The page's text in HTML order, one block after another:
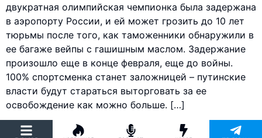
двукратная олимпийская чемпионка была задержана
в аэропорту России, и ей может грозить до 10 лет
тюрьмы после того, как таможенники обнаружили в
ее багаже ​​вейпы с гашишным маслом. Задержание
произошло еще в конце февраля, еще до войны.
100% спортсменка станет заложницей – путинские
власти будут стараться выторговать за ее
освобождение как можно больше. […]